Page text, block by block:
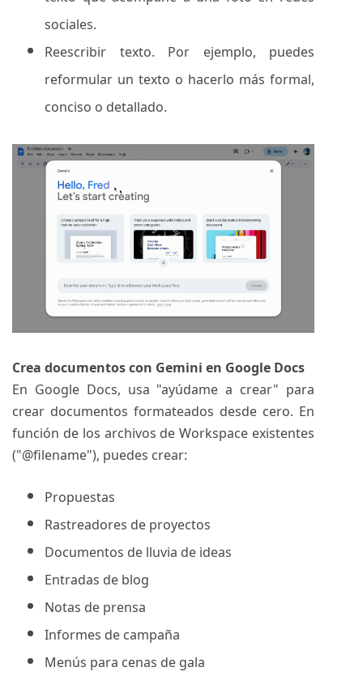
sociales.
Reescribir texto. Por ejemplo, puedes
reformular un texto o hacerlo más formal,
conciso o detallado.
Crea documentos con Gemini en Google Docs
En Google Docs, usa "ayúdame a crear" para
crear documentos formateados desde cero. En
función de los archivos de Workspace existentes
("@filename"), puedes crear:
Propuestas
Rastreadores de proyectos
Documentos de lluvia de ideas
Entradas de blog
Notas de prensa
Informes de campaña
Menús para cenas de gala